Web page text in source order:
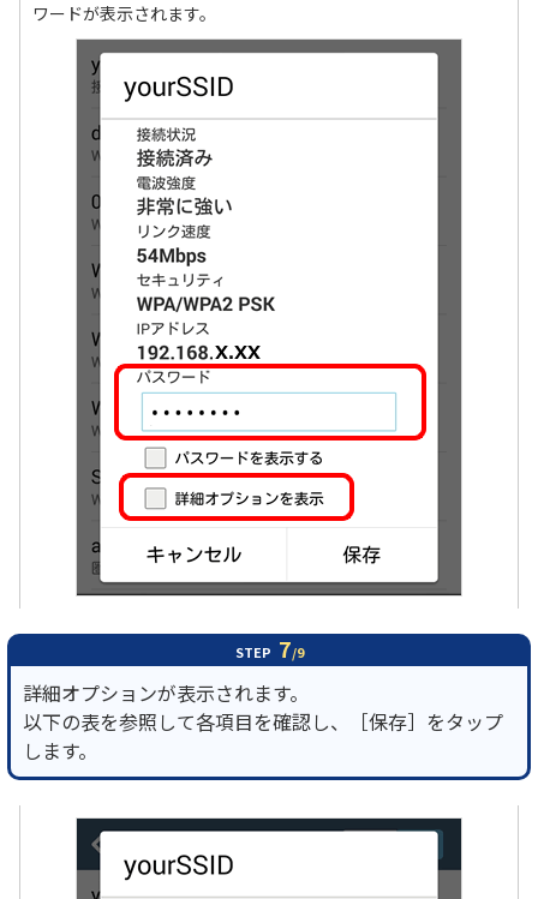
ワードが表示されます。
STEP 7/9
詳細オプションが表示されます。
以下の表を参照して各項目を確認し、［保存］をタップ
します。